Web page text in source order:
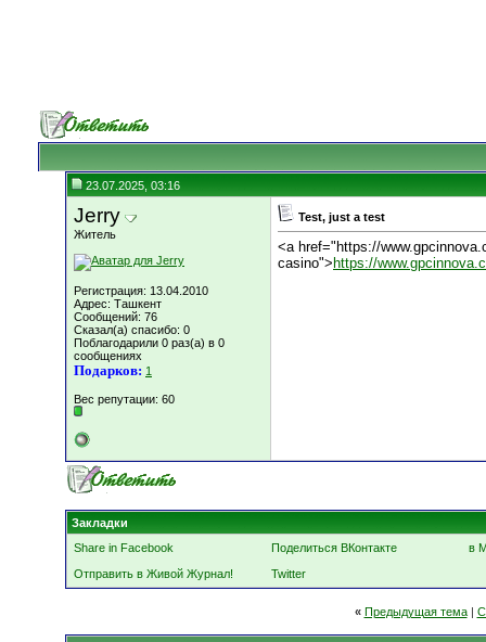
23.07.2025, 03:16
Jerry
Житель
Регистрация: 13.04.2010
Адрес: Ташкент
Сообщений: 76
Сказал(а) спасибо: 0
Поблагодарили 0 раз(а) в 0
сообщениях
Подарков: 1
Вес репутации: 60
Test, just a test
<a href="https://
casino"> https://
Закладки
Share in Facebook
Поделиться ВКонтакте
в
Отправить в Живой Журнал!
Twitter
« Предыдущая тема|